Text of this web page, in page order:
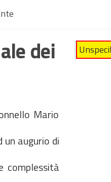
dei
Mario
augurio di
complessità